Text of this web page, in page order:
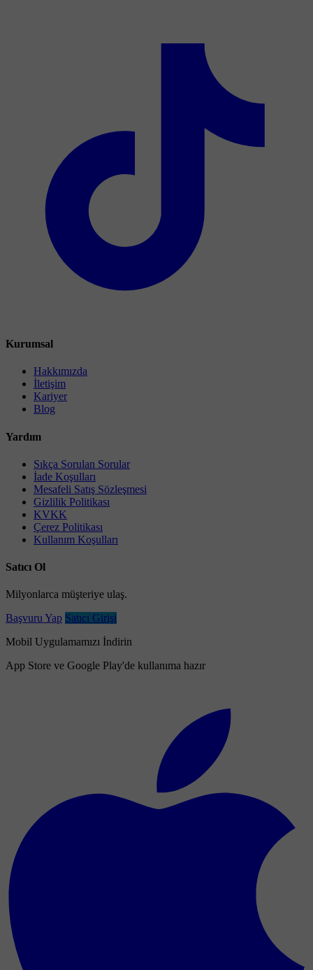
Kurumsal
Hakkımızda
İletişim
Kariyer
Blog
Yardım
Sıkça Sorulan Sorular
İade Koşulları
Mesafeli Satış Sözleşmesi
Gizlilik Politikası
KVKK
Çerez Politikası
Kullanım Koşulları
Satıcı Ol
Milyonlarca müşteriye ulaş.
Başvuru Yap Satıcı Girişi
Mobil Uygulamamızı İndirin
App Store ve Google Play'de kullanıma hazır